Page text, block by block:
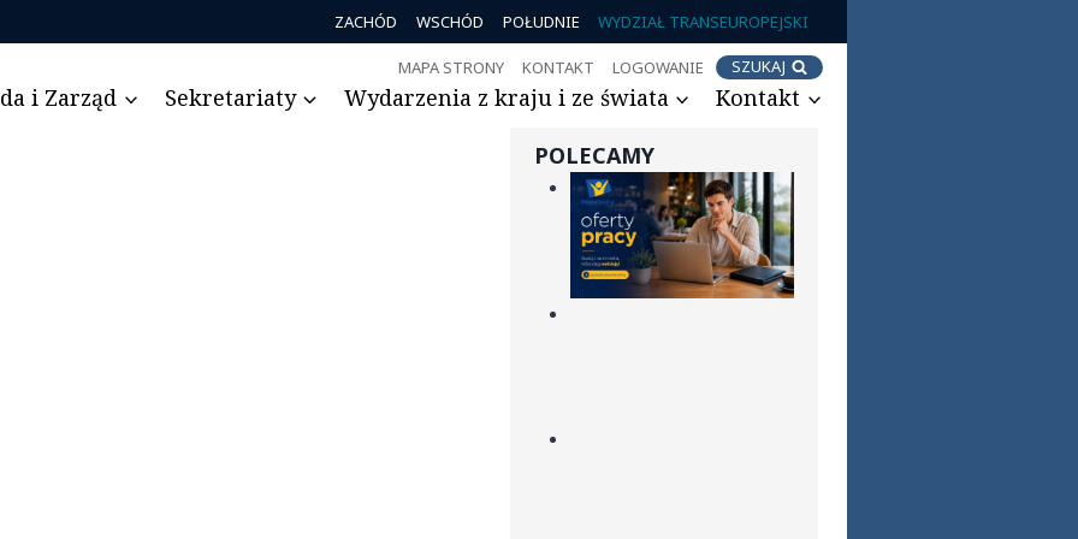
ZACHÓD WSCHÓD POŁUDNIE WYDZIAŁ TRANSEUROPEJSKI
MAPA STRONY KONTAKT LOGOWANIE SZUKAJ
i Zarząd Sekretariaty Wydarzenia z kraju i ze świata Kontakt
POLECAMY